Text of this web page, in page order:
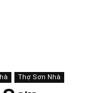
Thợ Sơn Nhà